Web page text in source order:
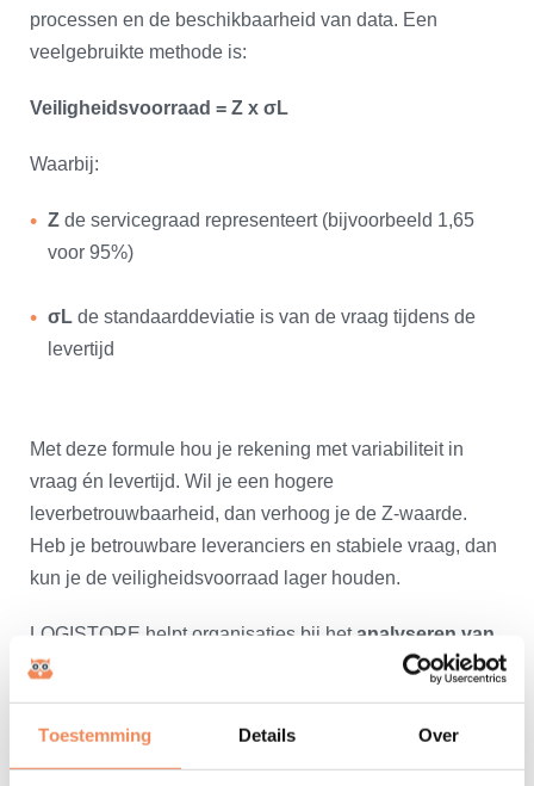
Toestemming Details Over
processen en de beschikbaarheid van data. Een
veelgebruikte methode is:
Veiligheidsvoorraad = Z x σL
Waarbij:
Z de servicegraad representeert (bijvoorbeeld 1,65
voor 95%)
σL de standaarddeviatie is van de vraag tijdens de
levertijd
Met deze formule hou je rekening met variabiliteit in
vraag én levertijd. Wil je een hogere
leverbetrouwbaarheid, dan verhoog je de Z-waarde.
Heb je betrouwbare leveranciers en stabiele vraag, dan
kun je de veiligheidsvoorraad lager houden.
LOGISTORE helpt organisaties bij het analyseren van
hun historische data
, het bepalen van de juiste
servicegraad en het implementeren van deze
berekening in WMS- of ERP-systemen. Zo krijg je grip
op je voorraadniveau én je leverperformance.